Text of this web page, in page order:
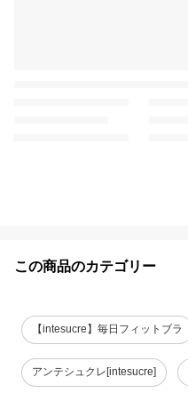
この商品のカテゴリー
【intesucre】毎日フィットブラ
アンテシュクレ[intesucre]